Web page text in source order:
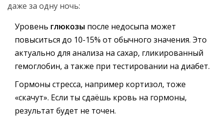
даже за одну ночь:
Уровень глюкозы после недосыпа может
повыситься до 10-15% от обычного значения. Это
актуально для анализа на сахар, гликированный
гемоглобин, а также при тестировании на диабет.
Гормоны стресса, например кортизол, тоже
«скачут». Если ты сдаёшь кровь на гормоны,
результат будет не точен.